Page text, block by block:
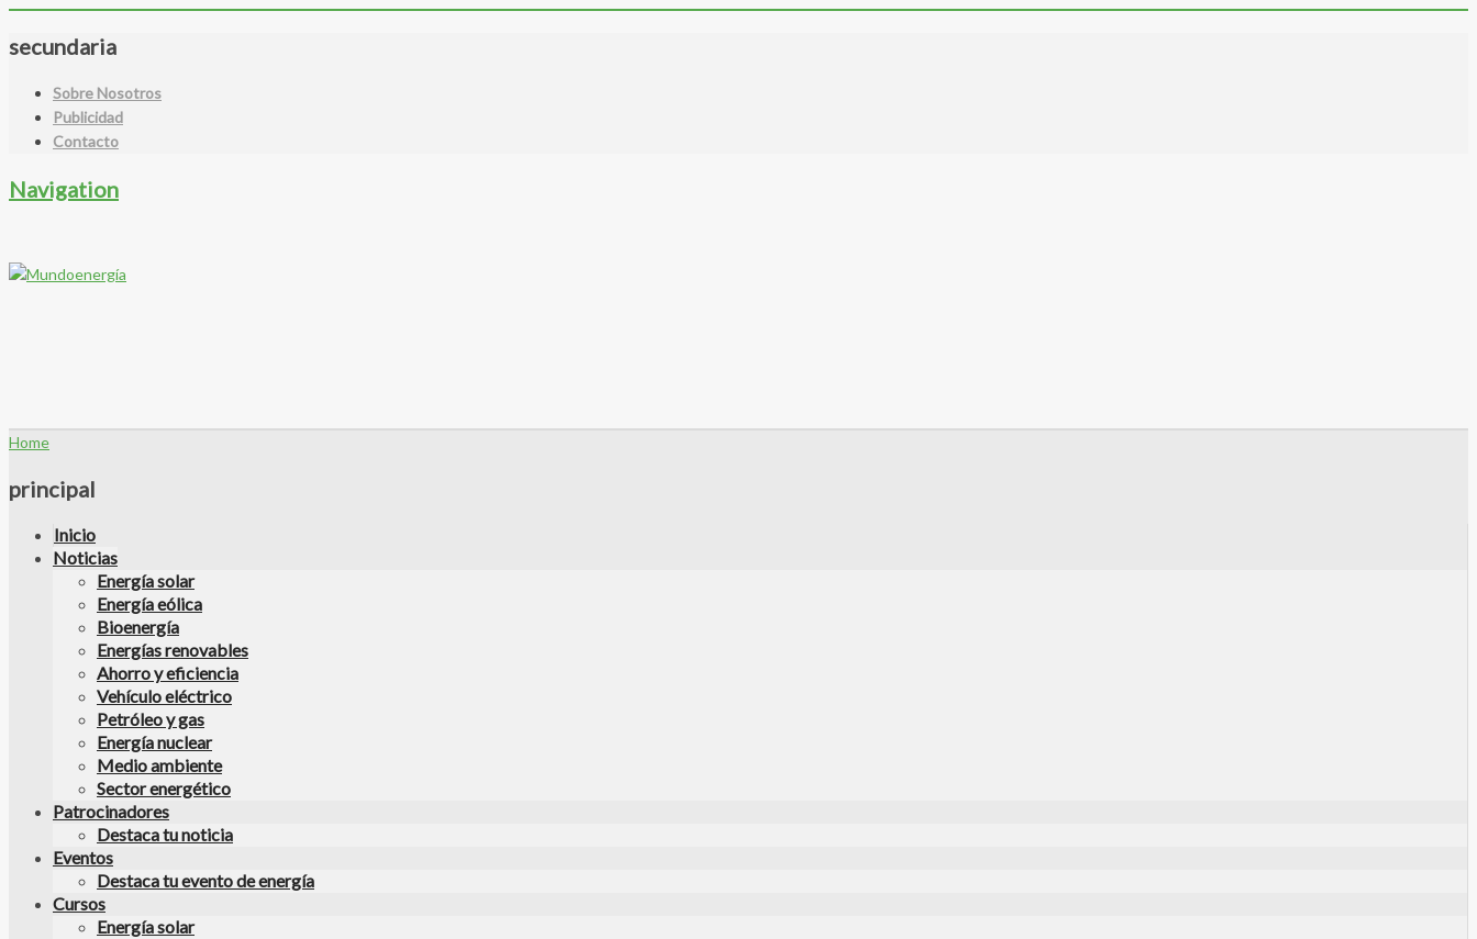
secundaria
Sobre Nosotros
Publicidad
Contacto
Navigation
Home
principal
Inicio
Noticias
Energía solar
Energía eólica
Bioenergía
Energías renovables
Ahorro y eficiencia
Vehículo eléctrico
Petróleo y gas
Energía nuclear
Medio ambiente
Sector energético
Patrocinadores
Destaca tu noticia
Eventos
Destaca tu evento de energía
Cursos
Energía solar